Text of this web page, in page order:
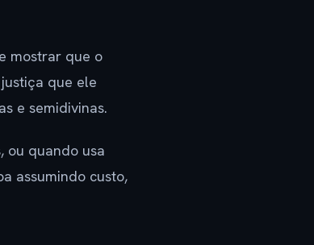
mostrar que o
que ele
e semidivinas.
ou quando usa
assumindo custo,